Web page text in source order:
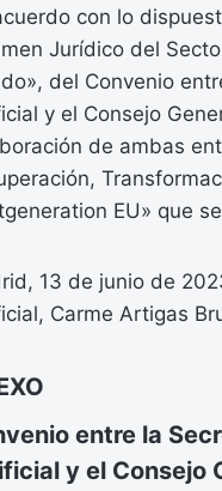
con lo
Jurídico del
del Convenio
y el Consejo
de ambas
EU» que
13 de junio de
Carme Artigas
entre la
y el Consejo